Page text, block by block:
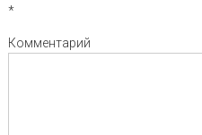
*
Комментарий